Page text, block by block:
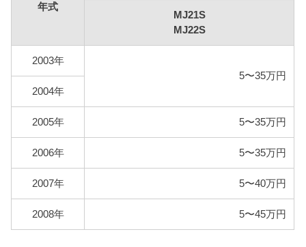
燃料代
年式
MJ21S
MJ22S
2003年
5〜35万円
2004年
2005年 5〜35万円
2006年 5〜35万円
2007年 5〜40万円
2008年 5〜45万円